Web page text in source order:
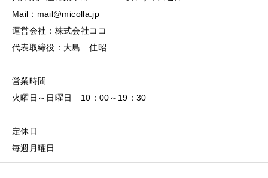
Mail：mail@micolla.jp
運営会社：株式会社ココ
代表取締役：大島 佳昭
営業時間
火曜日～日曜日 10：00～19：30
定休日
毎週月曜日